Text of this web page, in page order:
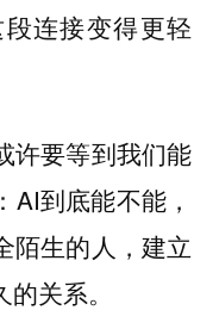
连接变得更轻
许要等到我们能
AI到底能不能，
陌生的人，建立
关系。